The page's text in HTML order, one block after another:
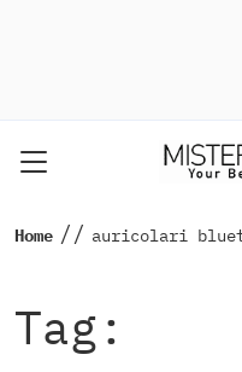
Home // auricolari
Tag: